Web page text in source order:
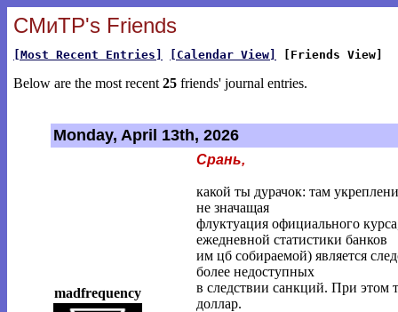
СМиТР's Friends
[Most Recent Entries] [Calendar View] [Friends View]
Below are the most recent 25 friends' journal entries.
Monday, April 13th, 2026
madfrequency
Срань,
какой ты дурачок: там
не значащая
флуктуация официального
ежедневной статистики банков
им цб собираемой) является
более недоступных
в следствии санкций. При этом
доллар.